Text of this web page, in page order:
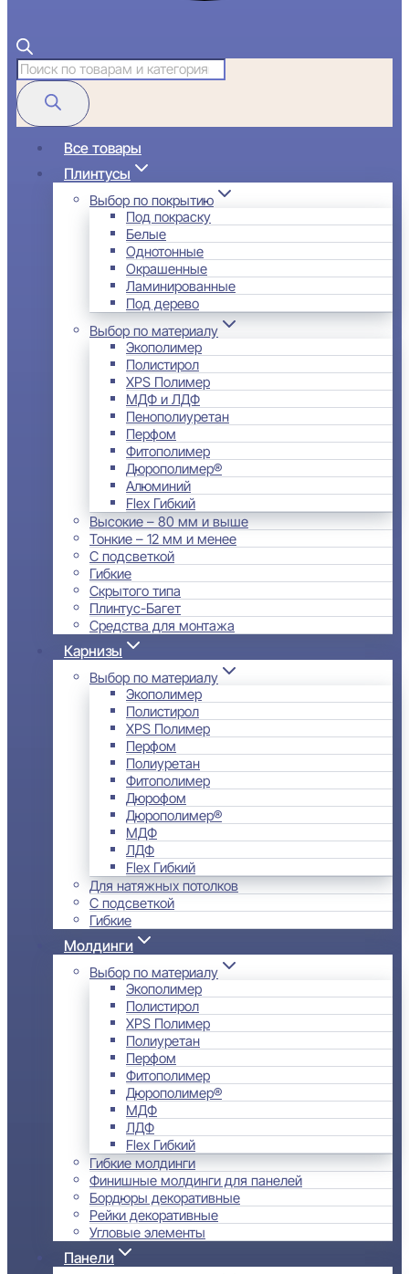
Поиск
товаров
Все товары
Плинтусы
Выбор по покрытию
Под покраску
Белые
Однотонные
Окрашенные
Ламинированные
Под дерево
Выбор по материалу
Экополимер
Полистирол
XPS Полимер
МДФ и ЛДФ
Пенополиуретан
Перфом
Фитополимер
Дюрополимер®
Алюминий
Flex Гибкий
Высокие – 80 мм и выше
Тонкие – 12 мм и менее
С подсветкой
Гибкие
Скрытого типа
Плинтус-Багет
Средства для монтажа
Карнизы
Выбор по материалу
Экополимер
Полистирол
XPS Полимер
Перфом
Полиуретан
Фитополимер
Дюрофом
Дюрополимер®
МДФ
ЛДФ
Flex Гибкий
Для натяжных потолков
С подсветкой
Гибкие
Молдинги
Выбор по материалу
Экополимер
Полистирол
XPS Полимер
Полиуретан
Перфом
Фитополимер
Дюрополимер®
МДФ
ЛДФ
Flex Гибкий
Гибкие молдинги
Финишные молдинги для панелей
Бордюры декоративные
Рейки декоративные
Угловые элементы
Панели